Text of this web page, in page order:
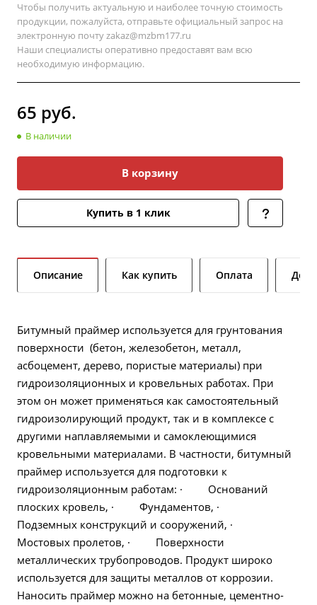
Чтобы получить актуальную и наиболее точную стоимость
продукции, пожалуйста, отправьте официальный запрос на
электронную почтуzakaz@mzbm177.ru
Наши специалисты оперативно предоставят вам всю
необходимую информацию.
65 руб.
В наличии
В корзину
Купить в 1 клик
Описание Как купить Оплата
Битумный праймер используется для грунтования
поверхности (бетон, железобетон, металл,
асбоцемент, дерево, пористые материалы) при
гидроизоляционных и кровельных работах. При
этом он может применяться как самостоятельный
гидроизолирующий продукт, так и в комплексе с
другими наплавляемыми и самоклеющимися
кровельными материалами. В частности, битумный
праймер используется для подготовки к
гидроизоляционным работам: · Оснований
плоских кровель, · Фундаментов, ·
Подземных конструкций и сооружений, ·
Мостовых пролетов, · Поверхности
металлических трубопроводов. Продукт широко
используется для защиты металлов от коррозии.
Наносить праймер можно на бетонные, цементно-